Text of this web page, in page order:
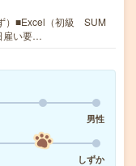
）■Excel（初級 SUM
雇い要…
男性
しずか